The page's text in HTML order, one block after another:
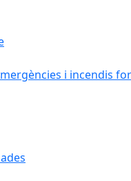
i incendis